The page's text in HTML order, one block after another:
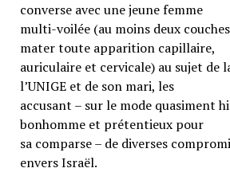
converse avec une jeune femme
multi-voilée (au moins deux
mater toute apparition capillaire,
auriculaire et cervicale) au sujet de
l’UNIGE et de son mari, les
accusant – sur le mode quasiment
bonhomme et prétentieux pour
sa comparse – de diverses
envers Israël.